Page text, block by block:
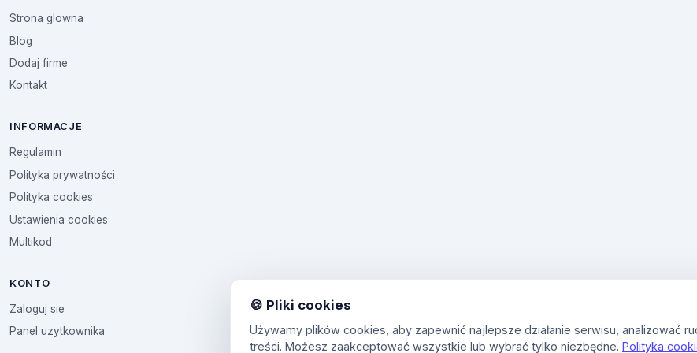
Strona glowna
Blog
Dodaj firme
Kontakt
INFORMACJE
Regulamin
Polityka prywatności
Polityka cookies
Ustawienia cookies
Multikod
KONTO
Zaloguj sie
Panel uzytkownika
🍪 Pliki cookies
Używamy plików cookies, aby zapewnić najlepsze działanie serwisu, analizować
treści. Możesz zaakceptować wszystkie lub wybrać tylko niezbędne. Polityka